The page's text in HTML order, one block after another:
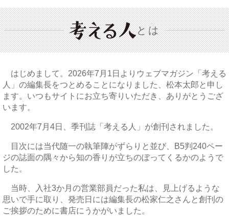
とは
はじめまして。2026年7月1日よりウェブマガジン「考える
人」の編集長をつとめることになりました、松本太郎と申し
ます。いつもサイトにお立ち寄りいただき、ありがとうござ
います。
2002年7月4日、季刊誌「考える人」が創刊されました。
目次には当代随一の執筆陣がずらりと並び、B5判240ペー
ジの誌面の隅々から知の香りが立ちのぼってくるかのようで
した。
当時、入社3か月の営業部員だった私は、見上げるような
思いで手に取り、発売日には編集長の松家仁之さんと創刊の
ご挨拶のために書店にうかがいました。